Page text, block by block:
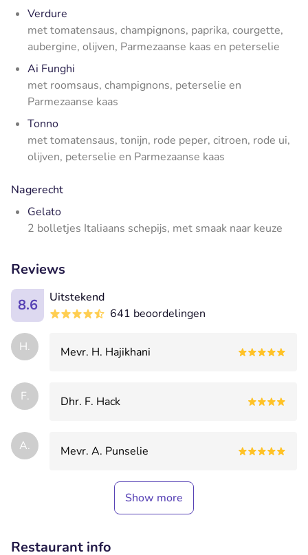
Verdure
met tomatensaus, champignons, paprika, courgette,
aubergine, olijven, Parmezaanse kaas en peterselie
Ai Funghi
met roomsaus, champignons, peterselie en
Parmezaanse kaas
Tonno
met tomatensaus, tonijn, rode peper, citroen, rode ui,
olijven, peterselie en Parmezaanse kaas
Nagerecht
Gelato
2 bolletjes Italiaans schepijs, met smaak naar keuze
Reviews
8.6
Uitstekend
641 beoordelingen
H. Mevr. H. Hajikhani
F. Dhr. F. Hack
A. Mevr. A. Punselie
Show more
Restaurant info